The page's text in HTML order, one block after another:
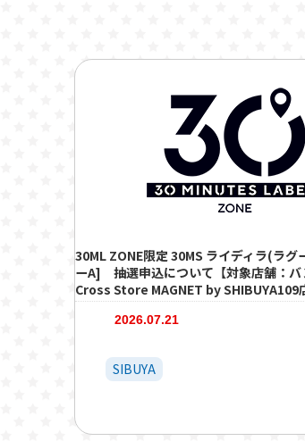
30ML ZONE限定 30MS ライディラ(ラグ
ーA] 抽選申込について【対象店舗：バ
Cross Store MAGNET by SHIBUYA109
2026.07.21
SIBUYA